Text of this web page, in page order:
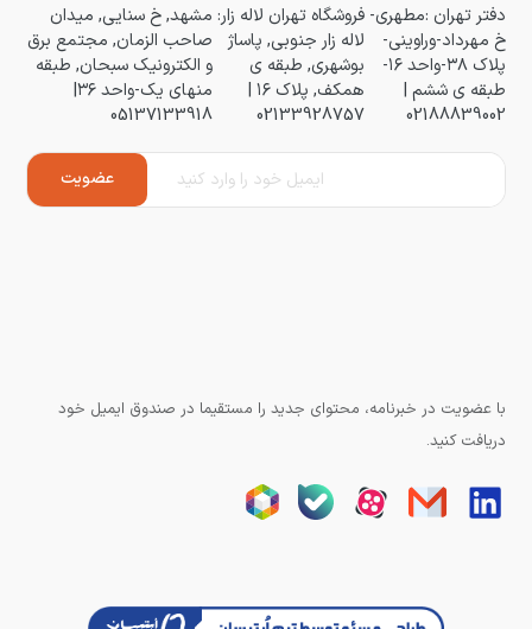
دفتر تهران :مطهری-
خ مهرداد-وراوینی-
پلاک ۳۸-واحد ۱۶-
طبقه ی ششم |
02188839002
فروشگاه تهران لاله زار:
لاله زار جنوبی, پاساژ
بوشهری, طبقه ی
همکف, پلاک ۱۶ |
02133928757
مشهد, خ سنایی, میدان
صاحب الزمان, مجتمع برق
و الکترونیک سبحان, طبقه
منهای یک-واحد ۳۶|
05137133918
با عضویت در خبرنامه، محتوای جدید را مستقیما در صندوق ایمیل خود
دریافت کنید.